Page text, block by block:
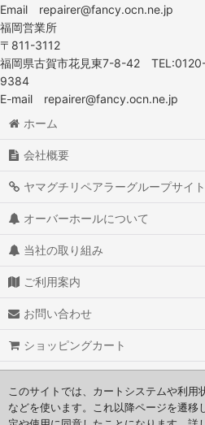
Email repairer@fancy.ocn.ne.jp
福岡営業所
〒811-3112
福岡県古賀市花見東7-8-42
9384
E-mail repairer@fancy.ocn.ne.jp
ホーム
会社概要
ヤマグチリペアラーグループサイト
オーバーホールについて
当社の取り組み
ご利用案内
お問い合わせ
ショッピングカート
このサイトでは、カートシステムや利
などを使います。これ以降ページを遷